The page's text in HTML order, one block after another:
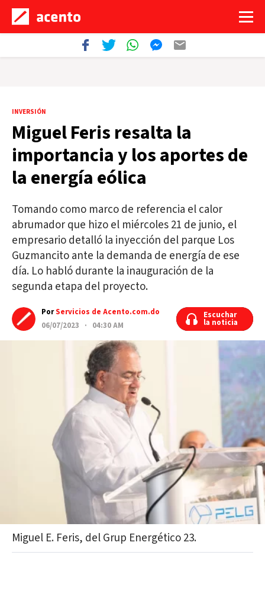
INVERSIÓN
Miguel Feris resalta la
importancia y los aportes de
la energía eólica
Tomando como marco de referencia el calor
abrumador que hizo el miércoles 21 de junio, el
empresario detalló la inyección del parque Los
Guzmancito ante la demanda de energía de ese
día. Lo habló durante la inauguración de la
segunda etapa del proyecto.
PorServicios de Acento.com.do
06/07/2023 · 04:30 AM
Escuchar
la noticia
Escuchar
la noticia
Miguel E. Feris, del Grup Energético 23.